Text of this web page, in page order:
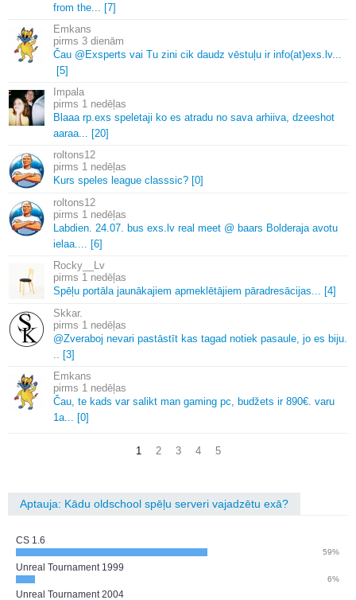
from the.
[7]
Emkans
3 dienām
Čau @Exsperts vai Tu zini cik daudz vēstuļu ir info(at)exs. lv.
[5]
Impala
1 nedēļas
Blaaa rp. exs speletaji ko es atradu no sava arhiiva, dzeeshot
aaraa.
[20]
roltons12
1 nedēļas
Kurs speles league classsic? [0]
roltons12
1 nedēļas
Labdien. 24. 07. bus exs. lv real meet @ baars Bolderaja avotu
ielaa.
[6]
Rocky__Lv
1 nedēļas
Spēļu portāla jaunākajiem apmeklētājiem pāradresācijas.
[4]
Skkar.
1 nedēļas
@Zveraboj nevari pastāstīt kas tagad notiek pasaule, jo es biju.
[3]
Emkans
1 nedēļas
Čau, te kads var salikt man gaming pc, budžets ir 890€. varu
1a.
[0]
1 2 3 4 5
Aptauja: Kādu oldschool spēļu serveri vajadzētu exā?
CS 1.6
59%
Unreal Tournament 1999
6%
Unreal Tournament 2004